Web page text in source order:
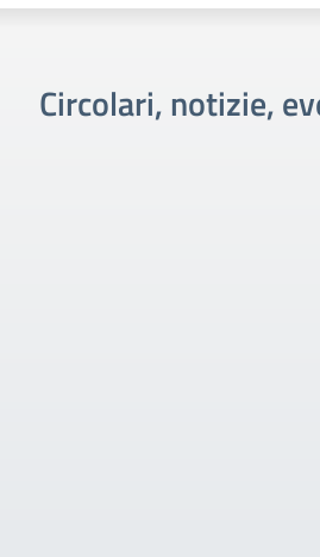
Circolari, notizie,